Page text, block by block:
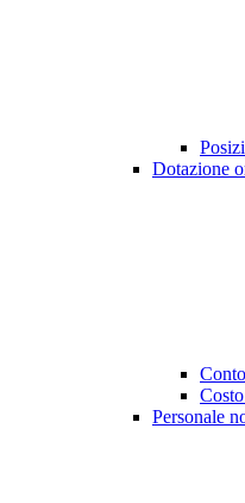
Dotazione
Personale